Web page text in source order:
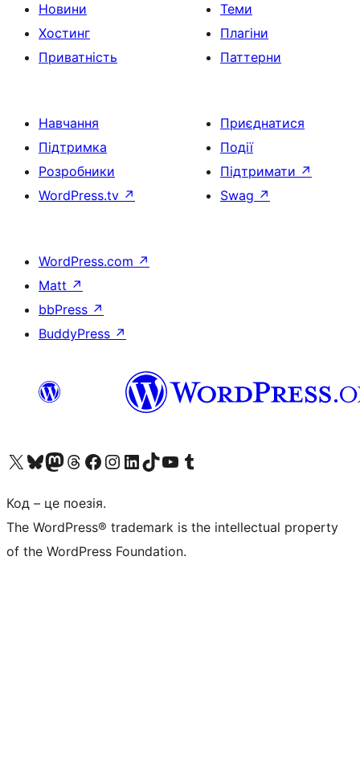
Новини
Хостинг
Приватність
Теми
Плагіни
Паттерни
Навчання
Підтримка
Розробники
WordPress.tv ↗
Приєднатися
Події
Підтримати ↗
Swag ↗
WordPress.com ↗
Matt ↗
bbPress ↗
BuddyPress ↗
Visit our X (formerly Twitter) account
Visit our Bluesky account
Завітайте до нашої стрічки в Mastodon
Visit our Threads account
Завітайте на нашу сторінку в Facebook
Visit our Instagram account
Visit our LinkedIn account
Visit our TikTok account
Visit our YouTube channel
Visit our Tumblr account
Код – це поезія.
The WordPress® trademark is the intellectual property
of the WordPress Foundation.